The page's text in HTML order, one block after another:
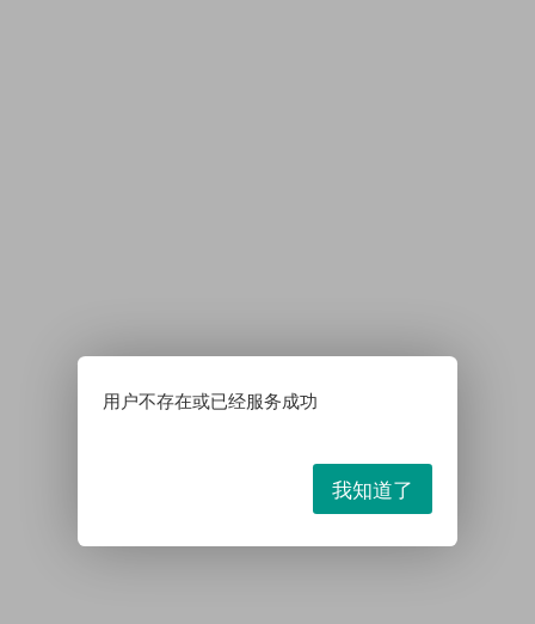
用户不存在或已经服务成功
我知道了